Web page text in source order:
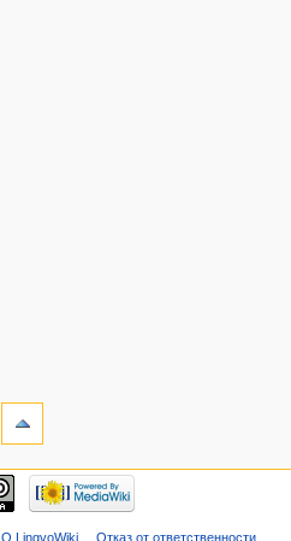
О LingvoWiki Отказ от ответственности